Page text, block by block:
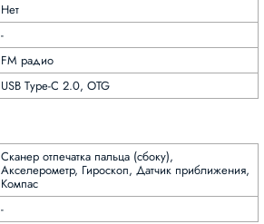
Нет
-
FM радио
USB Type-C 2.0, OTG
Сканер отпечатка пальца (сбоку),
Акселерометр, Гироскоп, Датчик приближения,
Компас
-